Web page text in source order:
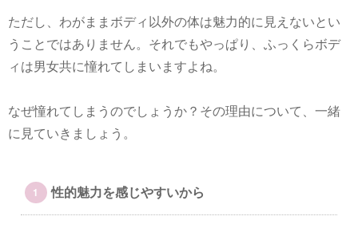
ただし、わがままボディ以外の体は魅力的に見えないとい
うことではありません。それでもやっぱり、ふっくらボデ
ィは男女共に憧れてしまいますよね。
なぜ憧れてしまうのでしょうか？その理由について、一緒
に見ていきましょう。
性的魅力を感じやすいから